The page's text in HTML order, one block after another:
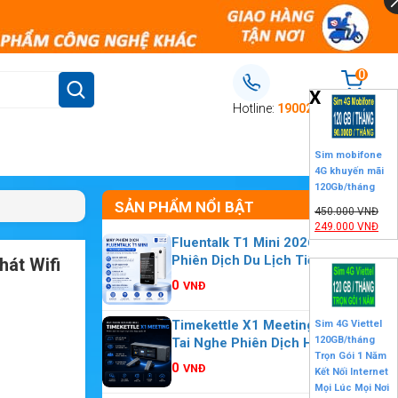
Hotline: 19002106
0
Giỏ hàng
Wifi
SẢN PHẨM NỔI BẬT
Fluentalk T1 Mini 2026 – Máy
Phiên Dịch Du Lịch Tiện Lợi Nhỏ
Gọn
0 VNĐ
Timekettle X1 Meeting 2026 –
Tai Nghe Phiên Dịch Hội Nghị
Nhiều Người
0 VNĐ
X
Sim mobifone
4G khuyến mãi
120Gb/tháng
450.000VNĐ
249.000 VNĐ
Sim 4G Viettel
120GB/tháng
Trọn Gói 1 Năm
Kết Nối Internet
Mọi Lúc Mọi Nơi